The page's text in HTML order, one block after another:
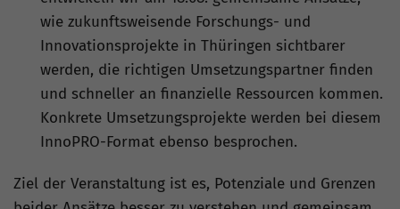
wie zukunftsweisende Forschungs- und
Innovationsprojekte in Thüringen sichtbarer
werden, die richtigen Umsetzungspartner finden
und schneller an finanzielle Ressourcen kommen.
Konkrete Umsetzungsprojekte werden bei diesem
InnoPRO-Format ebenso besprochen.
Ziel der Veranstaltung ist es, Potenziale und Grenzen